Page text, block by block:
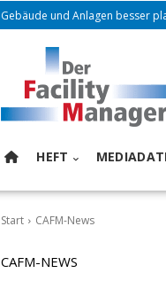
Gebäude und Anlagen besser
HEFT
Start CAFM-News
CAFM-NEWS